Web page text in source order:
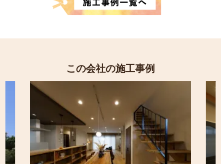
この会社の施工事例